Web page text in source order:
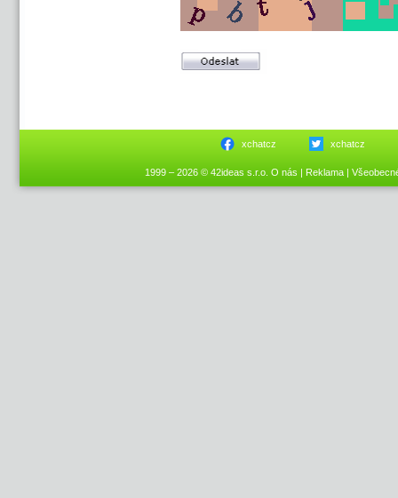
xchatcz xchatcz
1999 – 2026 © 42ideas s.r.o. O nás | Reklama|